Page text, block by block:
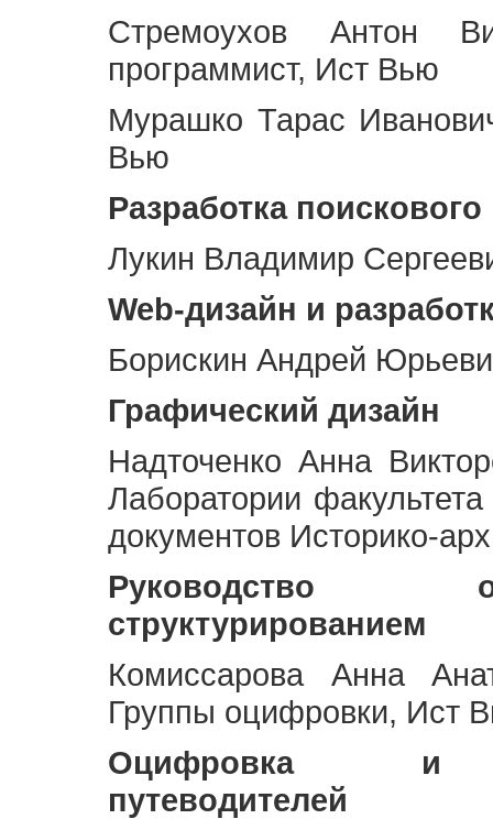
Стремоухов Антон
программист, Ист Вью
Мурашко Тарас
Вью
Разработка
Лукин Владимир
Web-дизайн и
Борискин Андрей
Графический дизайн
Надточенко Анна
Лаборатории
документов Историко-
Руководство
структурированием
Комиссарова Анна
Группы оцифровки, Ист
Оцифровка и
путеводителей